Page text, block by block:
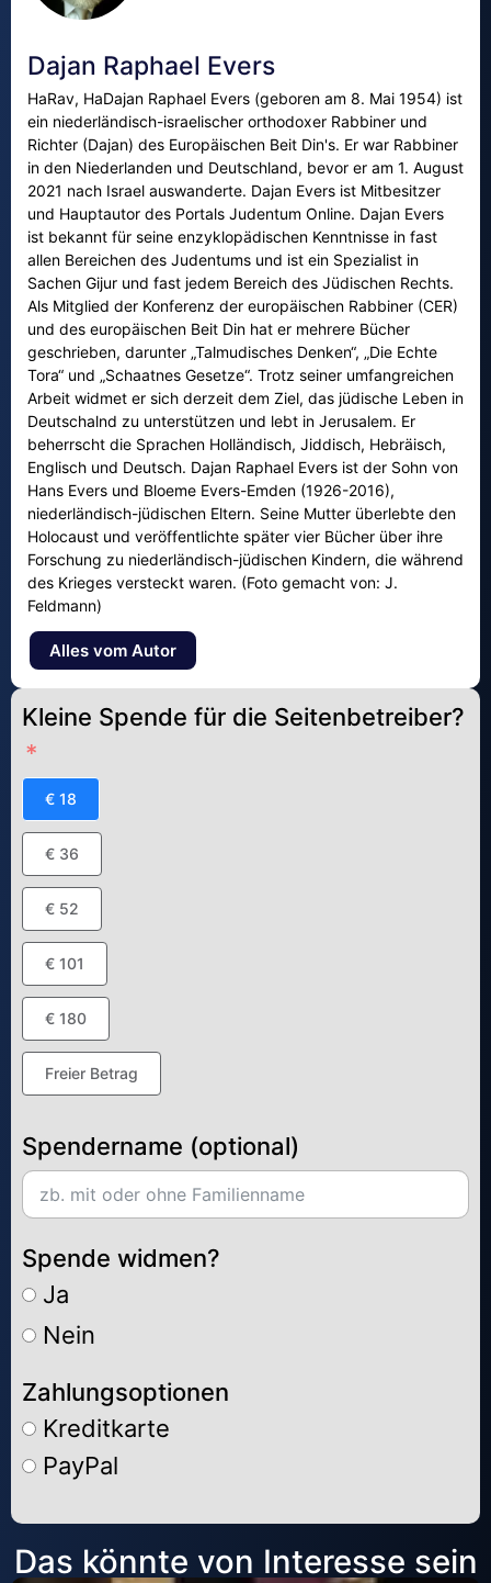
Dajan Raphael Evers
HaRav, HaDajan Raphael Evers (geboren am 8. Mai 1954) ist
ein niederländisch-israelischer orthodoxer Rabbiner und
Richter (Dajan) des Europäischen Beit Din's. Er war Rabbiner
in den Niederlanden und Deutschland, bevor er am 1. August
2021 nach Israel auswanderte. Dajan Evers ist Mitbesitzer
und Hauptautor des Portals Judentum Online. Dajan Evers
ist bekannt für seine enzyklopädischen Kenntnisse in fast
allen Bereichen des Judentums und ist ein Spezialist in
Sachen Gijur und fast jedem Bereich des Jüdischen Rechts.
Als Mitglied der Konferenz der europäischen Rabbiner (CER)
und des europäischen Beit Din hat er mehrere Bücher
geschrieben, darunter „Talmudisches Denken“, „Die Echte
Tora“ und „Schaatnes Gesetze“. Trotz seiner umfangreichen
Arbeit widmet er sich derzeit dem Ziel, das jüdische Leben in
Deutschalnd zu unterstützen und lebt in Jerusalem. Er
beherrscht die Sprachen Holländisch, Jiddisch, Hebräisch,
Englisch und Deutsch. Dajan Raphael Evers ist der Sohn von
Hans Evers und Bloeme Evers-Emden (1926-2016),
niederländisch-jüdischen Eltern. Seine Mutter überlebte den
Holocaust und veröffentlichte später vier Bücher über ihre
Forschung zu niederländisch-jüdischen Kindern, die während
des Krieges versteckt waren. (Foto gemacht von: J.
Feldmann)
Alles vom Autor
Kleine Spende für die Seitenbetreiber?
€ 18
€ 36
€ 52
€ 101
€ 180
Freier Betrag
Spendername (optional)
Spende widmen?
Ja
Nein
Zahlungsoptionen
Kreditkarte
PayPal
Alternative:
Das könnte von Interesse sein